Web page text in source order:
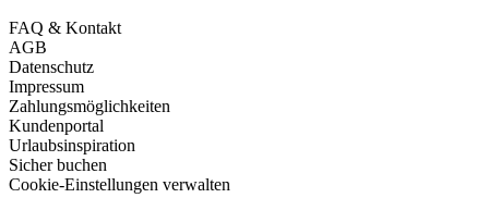
FAQ & Kontakt
AGB
Datenschutz
Impressum
Zahlungsmöglichkeiten
Kundenportal
Urlaubsinspiration
Sicher buchen
Cookie-Einstellungen verwalten